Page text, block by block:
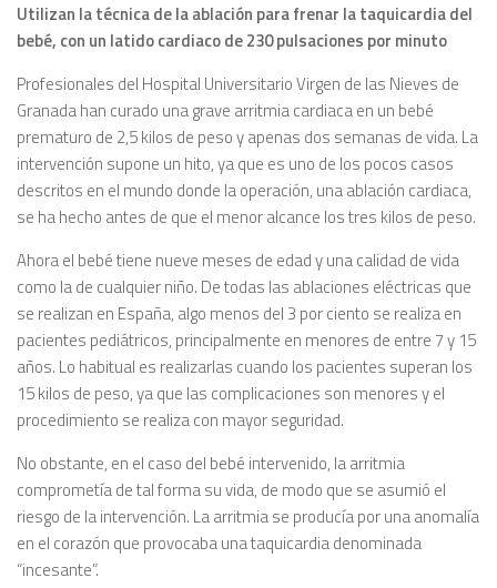
Utilizan la técnica de la ablación para frenar la taquicardia del
bebé, con un latido cardiaco de 230 pulsaciones por minuto
Profesionales del Hospital Universitario Virgen de las Nieves de
Granada han curado una grave arritmia cardiaca en un bebé
prematuro de 2,5 kilos de peso y apenas dos semanas de vida. La
intervención supone un hito, ya que es uno de los pocos casos
descritos en el mundo donde la operación, una ablación cardiaca,
se ha hecho antes de que el menor alcance los tres kilos de peso.
Ahora el bebé tiene nueve meses de edad y una calidad de vida
como la de cualquier niño. De todas las ablaciones eléctricas que
se realizan en España, algo menos del 3 por ciento se realiza en
pacientes pediátricos, principalmente en menores de entre 7 y 15
años. Lo habitual es realizarlas cuando los pacientes superan los
15 kilos de peso, ya que las complicaciones son menores y el
procedimiento se realiza con mayor seguridad.
No obstante, en el caso del bebé intervenido, la arritmia
comprometía de tal forma su vida, de modo que se asumió el
riesgo de la intervención. La arritmia se producía por una anomalía
en el corazón que provocaba una taquicardia denominada
“incesante”.